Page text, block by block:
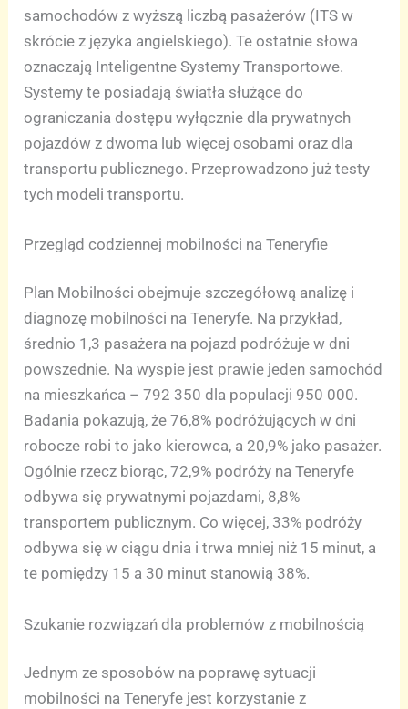
samochodów z wyższą liczbą pasażerów (ITS w
skrócie z języka angielskiego). Te ostatnie słowa
oznaczają Inteligentne Systemy Transportowe.
Systemy te posiadają światła służące do
ograniczania dostępu wyłącznie dla prywatnych
pojazdów z dwoma lub więcej osobami oraz dla
transportu publicznego. Przeprowadzono już testy
tych modeli transportu.
Przegląd codziennej mobilności na Teneryfie
Plan Mobilności obejmuje szczegółową analizę i
diagnozę mobilności na Teneryfe. Na przykład,
średnio 1,3 pasażera na pojazd podróżuje w dni
powszednie. Na wyspie jest prawie jeden samochód
na mieszkańca – 792 350 dla populacji 950 000.
Badania pokazują, że 76,8% podróżujących w dni
robocze robi to jako kierowca, a 20,9% jako pasażer.
Ogólnie rzecz biorąc, 72,9% podróży na Teneryfe
odbywa się prywatnymi pojazdami, 8,8%
transportem publicznym. Co więcej, 33% podróży
odbywa się w ciągu dnia i trwa mniej niż 15 minut, a
te pomiędzy 15 a 30 minut stanowią 38%.
Szukanie rozwiązań dla problemów z mobilnością
Jednym ze sposobów na poprawę sytuacji
mobilności na Teneryfe jest korzystanie z